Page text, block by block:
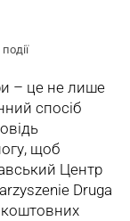
події
– це не лише
спосіб
щоб
Центр
Druga